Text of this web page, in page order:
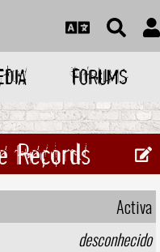
FORUMS
Records
Activa
desconhecido